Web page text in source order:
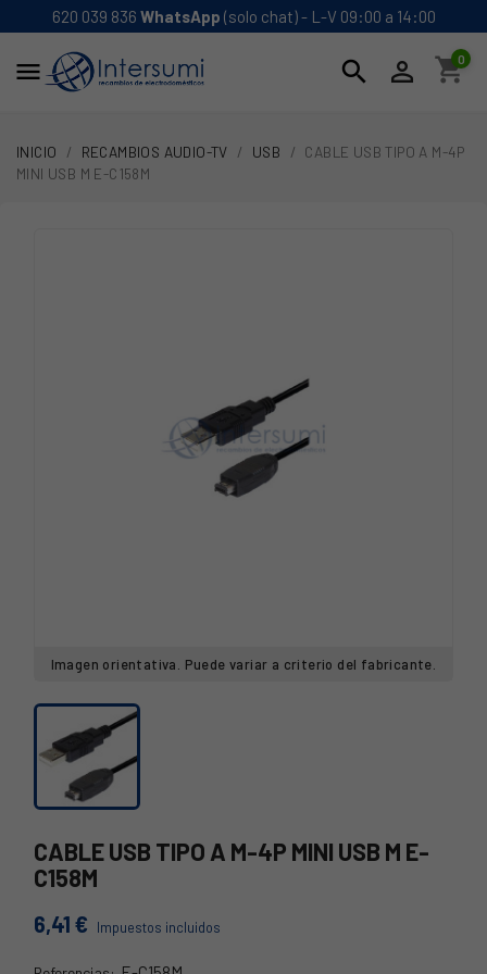
620 039 836 WhatsApp (solo chat) - L-V 09:00 a 14:00
 search  shopping_cart
0
INICIO RECAMBIOS AUDIO-TV USB
CABLE USB TIPO A M-4P
MINI USB M E-C158M
Imagen orientativa. Puede variar a criterio del fabricante.
CABLE USB TIPO A M-4P MINI USB M E-
C158M
6,41 € Impuestos incluidos